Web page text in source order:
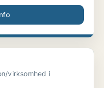
virksomhed i